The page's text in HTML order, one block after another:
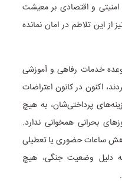
و اقتصادی بر معیشت
این تلاطم در امان نمانده
خدمات رفاهی و آموزشی
اکنون در کانون اعتراضات
پرداختی‌شان، به هیچ
بحرانی همخوانی ندارد.
ساعات حضوری یا تعطیلی
به دلیل وضعیت جنگی، هیچ